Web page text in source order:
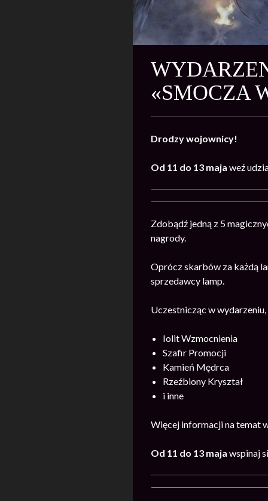
«SMOCZA
Drodzy wojownicy!
Od 11 do 13 maja weź
Zdobądź jedną z 5
nagrody.
Oprócz skarbów za każdą
sprzedawcy lamp.
Uczestnicząc w
Iolit Wzmocnienia
Szafir Promocji
Kamień Mędrca
Rzeźbiony Kryształ
i inne
Więcej informacji na temat
Od 11 do 13 maja wspinaj